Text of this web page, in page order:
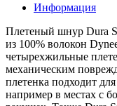
Информация
Плетеный шнур Dura
из 100% волокон
четырехжильные
механическим
плетенка подходит
например в местах с